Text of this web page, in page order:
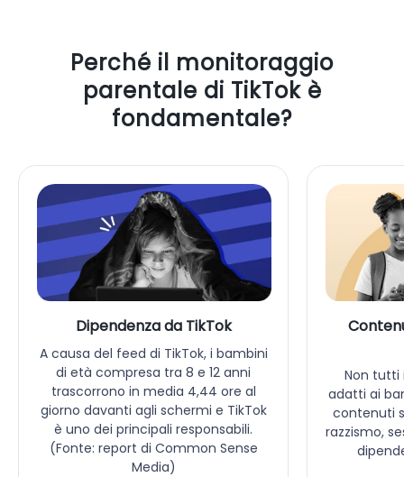
Perché il monitoraggio
parentale di TikTok è
fondamentale?
Dipendenza da TikTok
A causa del feed di TikTok, i bambini
di età compresa tra 8 e 12 anni
trascorrono in media 4,44 ore al
giorno davanti agli schermi e TikTok
è uno dei principali responsabili.
(Fonte: report di Common Sense
Media)
Non tutti
adatti ai
contenuti
razzismo,